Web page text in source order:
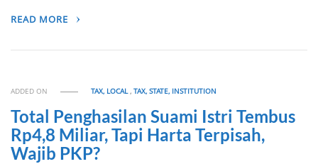
READ MORE
ADDED ON TAX, LOCAL,TAX, STATE, INSTITUTION
Total Penghasilan Suami Istri Tembus
Rp4,8 Miliar, Tapi Harta Terpisah,
Wajib PKP?